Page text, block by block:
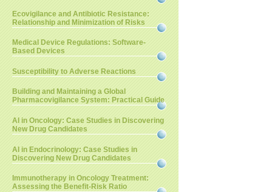
Ecovigilance and Antibiotic Resistance:
Relationship and Minimization of Risks
Medical Device Regulations: Software-
Based Devices
Susceptibility to Adverse Reactions
Building and Maintaining a Global
Pharmacovigilance System: Practical Guide
AI in Oncology: Case Studies in Discovering
New Drug Candidates
AI in Endocrinology: Case Studies in
Discovering New Drug Candidates
Immunotherapy in Oncology Treatment:
Assessing the Benefit-Risk Ratio